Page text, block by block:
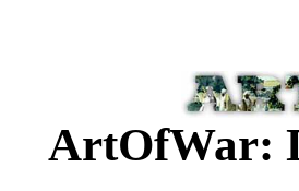
ArtOfWar: